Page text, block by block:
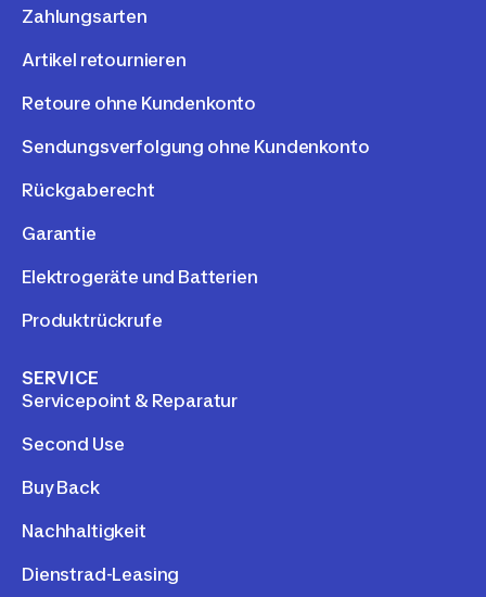
Zahlungsarten
Artikel retournieren
Retoure ohne Kundenkonto
Sendungsverfolgung ohne Kundenkonto
Rückgaberecht
Garantie
Elektrogeräte und Batterien
Produktrückrufe
SERVICE
Servicepoint & Reparatur
Second Use
Buy Back
Nachhaltigkeit
Dienstrad-Leasing